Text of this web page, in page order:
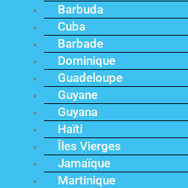
Barbuda
Cuba
Barbade
Dominique
Guadeloupe
Guyane
Guyana
Haïti
Îles Vierges
Jamaïque
Martinique